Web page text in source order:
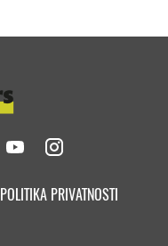
POLITIKA PRIVATNOSTI